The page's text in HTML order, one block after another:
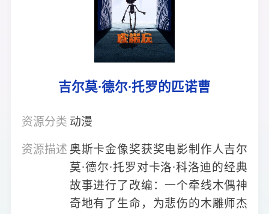
吉尔莫·德尔·托罗的匹诺曹
资源分类 动漫
资源描述 奥斯卡金像奖获奖电影制作人吉尔
莫·德尔·托罗对卡洛·科洛迪的经典
故事进行了改编：一个牵线木偶神
奇地有了生命，为悲伤的木雕师杰